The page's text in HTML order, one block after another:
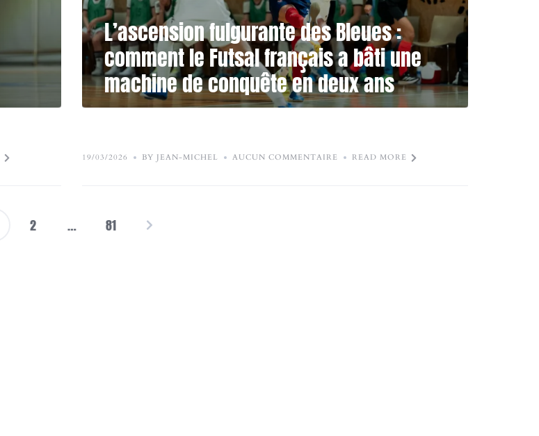
L’ascension fulgurante des Bleues :
comment le Futsal français a bâti une
machine de conquête en deux ans
19/03/2026 BY JEAN-MICHEL AUCUN COMMENTAIRE READ MORE
Pagination
2 … 81